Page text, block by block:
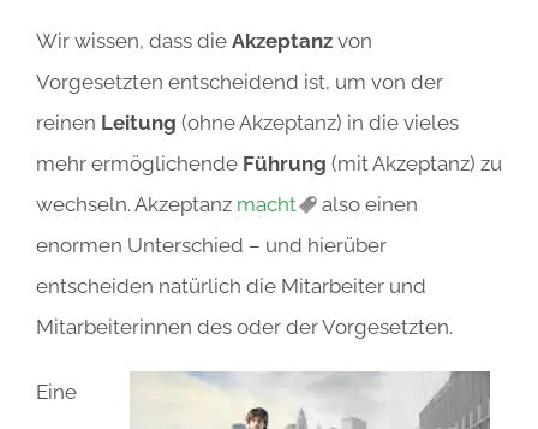
Wir wissen, dass die Akzeptanz von
Vorgesetzten entscheidend ist, um von der
reinen Leitung (ohne Akzeptanz) in die vieles
mehr ermöglichende Führung (mit Akzeptanz) zu
wechseln. Akzeptanz macht
also einen
enormen Unterschied – und hierüber
entscheiden natürlich die Mitarbeiter und
Mitarbeiterinnen des oder der Vorgesetzten.
Eine